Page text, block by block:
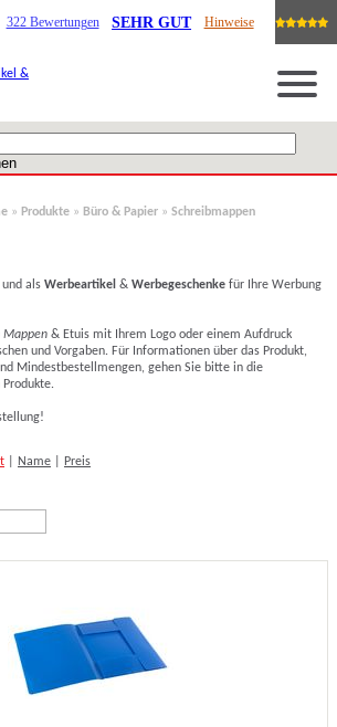
322 Bewertungen SEHR GUT Hinweise
» Produkte » Büro & Papier » Schreibmappen
und als Werbeartikel & Werbegeschenke für Ihre Werbung
Mappen & Etuis mit Ihrem Logo oder einem Aufdruck
und Vorgaben. Für Informationen über das Produkt,
Mindestbestellmengen, gehen Sie bitte in die
Name
Preis